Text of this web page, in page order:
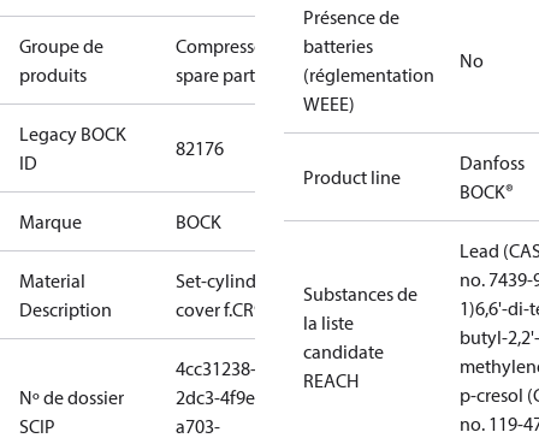
Groupe de
produits
Compressors
spare parts
Legacy BOCK
ID
82176
Marque BOCK
Material
Description
Set-cylinder
cover f.CR92
Nº de dossier
SCIP
4cc31238-
2dc3-4f9e-
a703-
Présence de
batteries
(réglementation
WEEE)
No
Product line
Danfoss
BOCK®
Substances de
la liste
candidate
REACH
Lead
no. 7439-
1)6,6'-di-
butyl-2,2'-
p-cresol
no. 119-